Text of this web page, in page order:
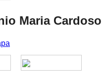
Maria Cardoso